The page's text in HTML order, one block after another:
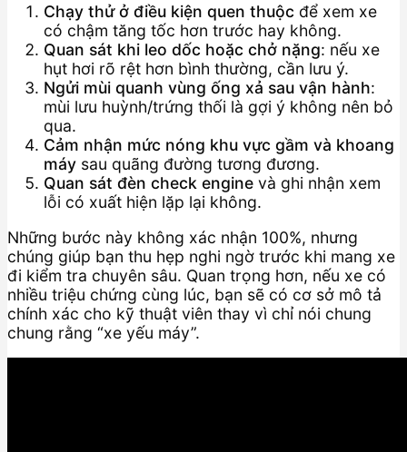
Chạy thử ở điều kiện quen thuộc để xem xe
có chậm tăng tốc hơn trước hay không.
Quan sát khi leo dốc hoặc chở nặng: nếu xe
hụt hơi rõ rệt hơn bình thường, cần lưu ý.
Ngửi mùi quanh vùng ống xả sau vận hành:
mùi lưu huỳnh/trứng thối là gợi ý không nên bỏ
qua.
Cảm nhận mức nóng khu vực gầm và khoang
máy sau quãng đường tương đương.
Quan sát đèn check engine và ghi nhận xem
lỗi có xuất hiện lặp lại không.
Những bước này không xác nhận 100%, nhưng
chúng giúp bạn thu hẹp nghi ngờ trước khi mang xe
đi kiểm tra chuyên sâu. Quan trọng hơn, nếu xe có
nhiều triệu chứng cùng lúc, bạn sẽ có cơ sở mô tả
chính xác cho kỹ thuật viên thay vì chỉ nói chung
chung rằng “xe yếu máy”.